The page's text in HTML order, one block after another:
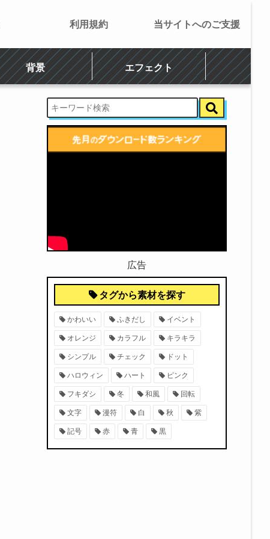
背景 エフェクト
利用規約 当サイトへのご支援
広告
タグから素材を探す
かわいい ふきだし イベント
オレンジ カラフル キラキラ
シンプル チェック ドット
ハロウィン ハート ピンク
フキダシ 冬 和風 回転
文字 漫符 白 秋 紫
記号 赤 青 黒